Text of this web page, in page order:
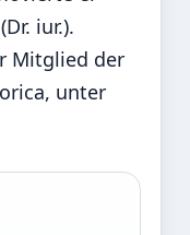
iur.).
Mitglied der
unter